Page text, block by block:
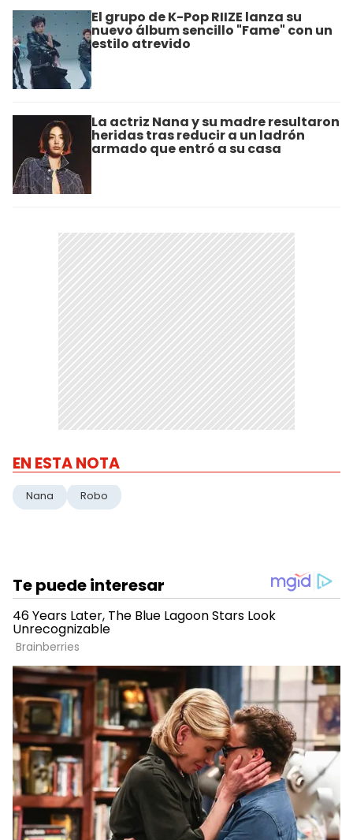
El grupo de K-Pop RIIZE lanza su
nuevo álbum sencillo "Fame" con un
estilo atrevido
La actriz Nana y su madre resultaron
heridas tras reducir a un ladrón
armado que entró a su casa
EN ESTA NOTA
Nana Robo